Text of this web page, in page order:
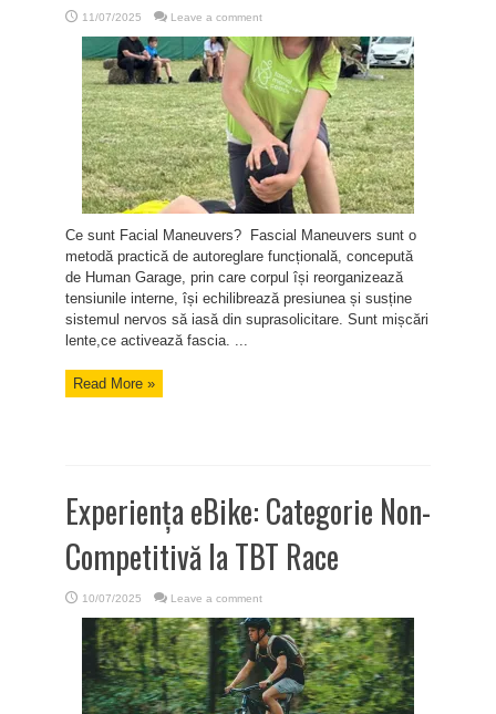
11/07/2025 Leave a comment
Ce sunt Facial Maneuvers? Fascial Maneuvers sunt o
metodă practică de autoreglare funcțională, concepută
de Human Garage, prin care corpul își reorganizează
tensiunile interne, își echilibrează presiunea și susține
sistemul nervos să iasă din suprasolicitare. Sunt mișcări
lente,ce activează fascia. ...
Read More »
Experiența eBike: Categorie Non-
Competitivă la TBT Race
10/07/2025 Leave a comment